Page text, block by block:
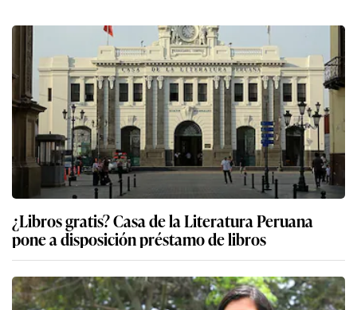
¿Libros gratis? Casa de la Literatura Peruana
pone a disposición préstamo de libros